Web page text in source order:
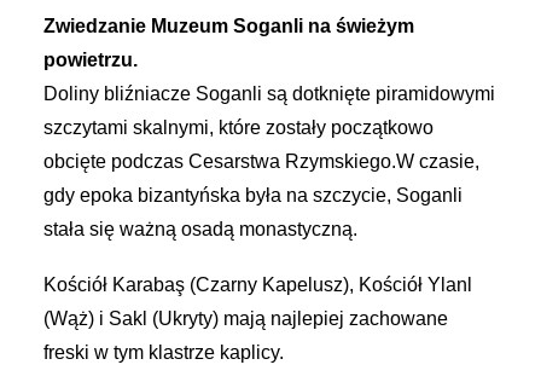
Zwiedzanie Muzeum Soganli na świeżym
powietrzu.
Doliny bliźniacze Soganli są dotknięte piramidowymi
szczytami skalnymi, które zostały początkowo
obcięte podczas Cesarstwa Rzymskiego.W czasie,
gdy epoka bizantyńska była na szczycie, Soganli
stała się ważną osadą monastyczną.
Kościół Karabaş (Czarny Kapelusz), Kościół Ylanl
(Wąż) i Sakl (Ukryty) mają najlepiej zachowane
freski w tym klastrze kaplicy.